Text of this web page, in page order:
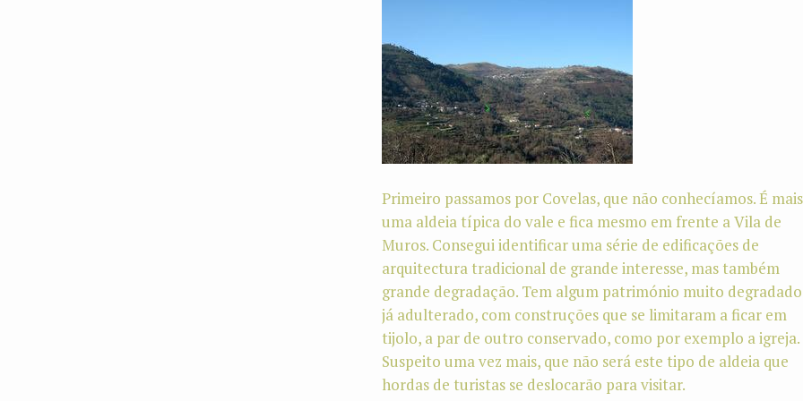
Primeiro passamos por Covelas, que não conhecíamos. É mais
uma aldeia típica do vale e fica mesmo em frente a Vila de
Muros. Consegui identificar uma série de edificações de
arquitectura tradicional de grande interesse, mas também
grande degradação. Tem algum património muito
já adulterado, com construções que se limitaram a ficar em
tijolo, a par de outro conservado, como por exemplo a igreja.
Suspeito uma vez mais, que não será este tipo de aldeia que
hordas de turistas se deslocarão para visitar.